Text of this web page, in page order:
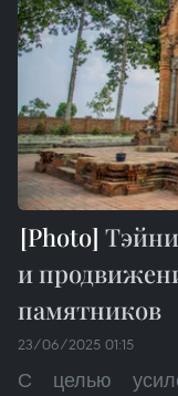
и
памятников
23/06/2025 01:15
С целью